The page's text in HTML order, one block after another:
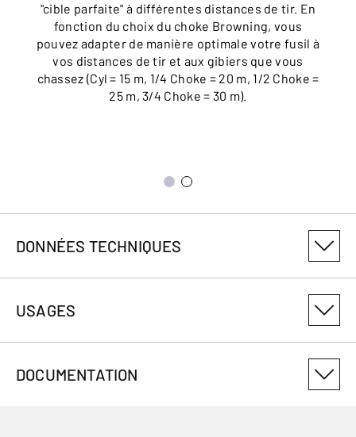
"cible parfaite" à différentes distances de tir. En
fonction du choix du choke Browning, vous
pouvez adapter de manière optimale votre fusil à
vos distances de tir et aux gibiers que vous
chassez (Cyl = 15 m, 1/4 Choke = 20 m, 1/2 Choke =
25 m, 3/4 Choke = 30 m).
DONNÉES TECHNIQUES
011729305
12-89
USAGES
DOCUMENTATION